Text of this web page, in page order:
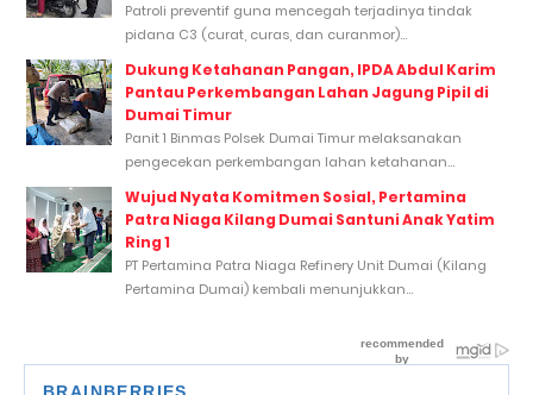
Patroli preventif guna mencegah terjadinya tindak
pidana C3 (curat, curas, dan curanmor)...
Dukung Ketahanan Pangan, IPDA Abdul Karim
Pantau Perkembangan Lahan Jagung Pipil di
Dumai Timur
Panit 1 Binmas Polsek Dumai Timur melaksanakan
pengecekan perkembangan lahan ketahanan...
Wujud Nyata Komitmen Sosial, Pertamina
Patra Niaga Kilang Dumai Santuni Anak Yatim
Ring 1
PT Pertamina Patra Niaga Refinery Unit Dumai (Kilang
Pertamina Dumai) kembali menunjukkan...